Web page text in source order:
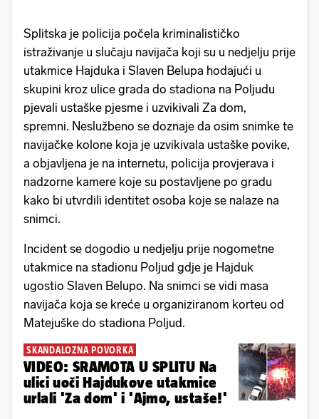
Splitska je policija počela kriminalističko
istraživanje u slučaju navijača koji su u nedjelju prije
utakmice Hajduka i Slaven Belupa hodajući u
skupini kroz ulice grada do stadiona na Poljudu
pjevali ustaške pjesme i uzvikivali Za dom,
spremni. Neslužbeno se doznaje da osim snimke te
navijačke kolone koja je uzvikivala ustaške povike,
a objavljena je na internetu, policija provjerava i
nadzorne kamere koje su postavljene po gradu
kako bi utvrdili identitet osoba koje se nalaze na
snimci.
Incident se dogodio u nedjelju prije nogometne
utakmice na stadionu Poljud gdje je Hajduk
ugostio Slaven Belupo. Na snimci se vidi masa
navijača koja se kreće u organiziranom korteu od
Matejuške do stadiona Poljud.
SKANDALOZNA POVORKA
VIDEO: SRAMOTA U SPLITU Na
ulici uoči Hajdukove utakmice
urlali 'Za dom' i 'Ajmo, ustaše!'